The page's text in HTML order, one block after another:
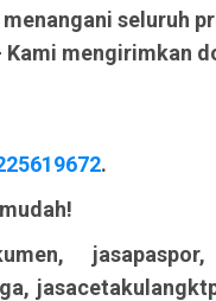
seluruh
Kami mengirimkan
.
jasapaspor,